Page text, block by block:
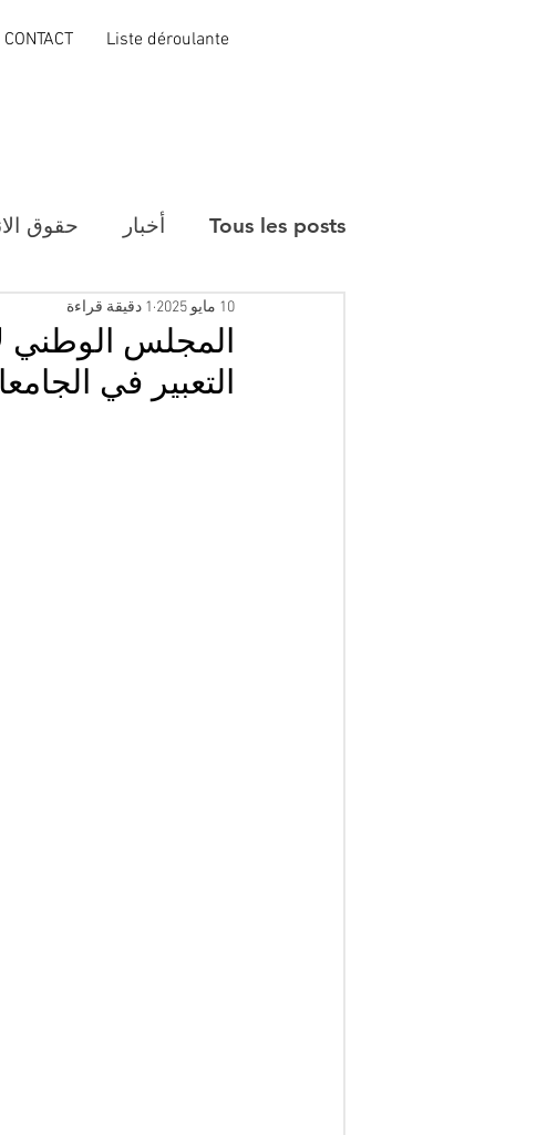
CONTACT Liste déroulante
Tous les posts أخبار حقوق
المجلس الوطني
التعبير في
10 مايو 2025 1 دقيقة قراءة